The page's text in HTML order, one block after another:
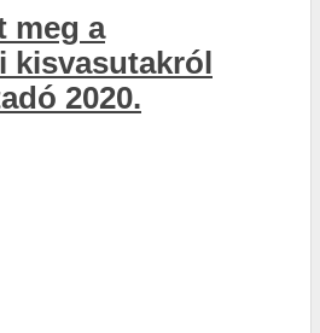
meg a
kisvasutakról
2020.